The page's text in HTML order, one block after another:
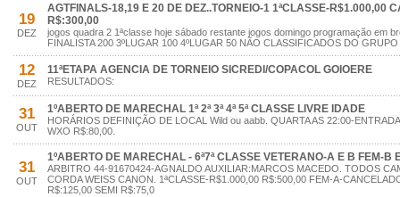
19
DEZ
AGTFINALS-18,19 E 20 DE DEZ..TORNEIO-1 1ªCLASSE-R$1.000,00
R$:300,00
jogos quadra 2 1ªclasse hoje sábado restante jogos domingo programação em
FINALISTA 200 3ºLUGAR 100 4ºLUGAR 50 NÃO CLASSIFICADOS DO
12
DEZ
11ªETAPA AGENCIA DE TORNEIO SICREDI/COPACOL GOIOERE
RESULTADOS:
31
OUT
1ºABERTO DE MARECHAL 1ª 2ª 3ª 4ª 5ª CLASSE LIVRE IDADE
HORÁRIOS DEFINIÇÃO DE LOCAL Wild ou aabb. QUARTA AS 22:00-
WXO R$:80,00.
31
OUT
1ºABERTO DE MARECHAL - 6ª7ª CLASSE VETERANO-A E B FEM-B
ARBITRO 44-91670424-AGNALDO AUXILIAR:MARCOS MACEDO. TODOS
CORDA WEISS CANON. 1ªCLASSE-R$1.000,00 R$:500,00 FEM-A-
R$:125,00 SEMI R$:75,0